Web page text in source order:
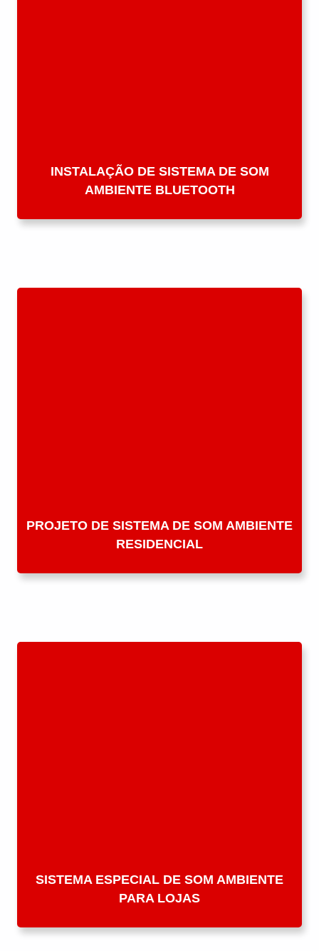
INSTALAÇÃO DE SISTEMA DE SOM
AMBIENTE BLUETOOTH
PROJETO DE SISTEMA DE SOM AMBIENTE
RESIDENCIAL
SISTEMA ESPECIAL DE SOM AMBIENTE
PARA LOJAS